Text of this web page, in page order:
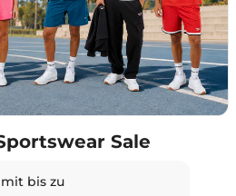
Sale
mit bis zu